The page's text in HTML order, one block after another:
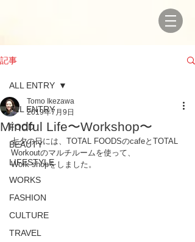
記事
ALL ENTRY
FOOD
BEAUTY
LIFESTYLE
WORKS
FASHION
CULTURE
TRAVEL
ALL ENTRY
Mindful Life〜Workshop〜
Tomo Ikezawa
2019年7月9日
七夕の日には、TOTAL FOODSのcafeとTOTAL
Workoutのマルチルームを使って、
Work shopをしました。